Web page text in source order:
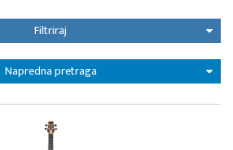
Filtriraj
Napredna pretraga